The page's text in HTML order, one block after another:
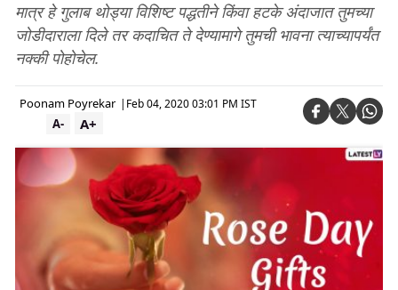
मात्र हे गुलाब थोड्या विशिष्ट पद्धतीने किंवा हटके अंदाजात तुमच्या
जोडीदाराला दिले तर कदाचित ते देण्यामागे तुमची भावना त्याच्यापर्यंत
नक्की पोहोचेल.
Poonam Poyrekar | Feb 04, 2020 03:01 PM IST
A+
A-